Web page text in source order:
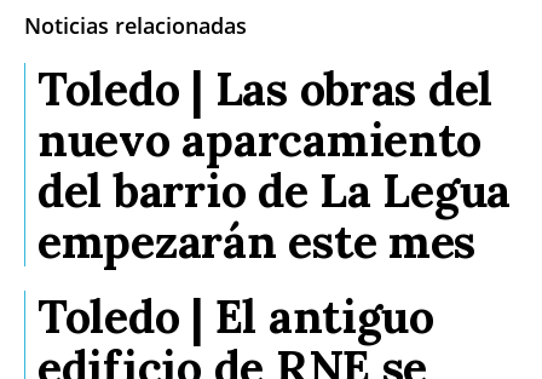
Noticias relacionadas
Toledo | Las obras del
nuevo aparcamiento
del barrio de La Legua
empezarán este mes
Toledo | El antiguo
edificio de RNE se